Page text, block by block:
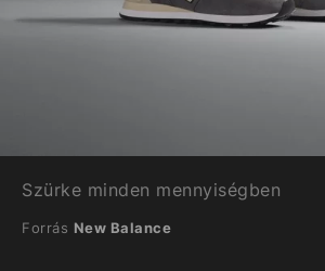
Szürke minden mennyiségben
Forrás New Balance